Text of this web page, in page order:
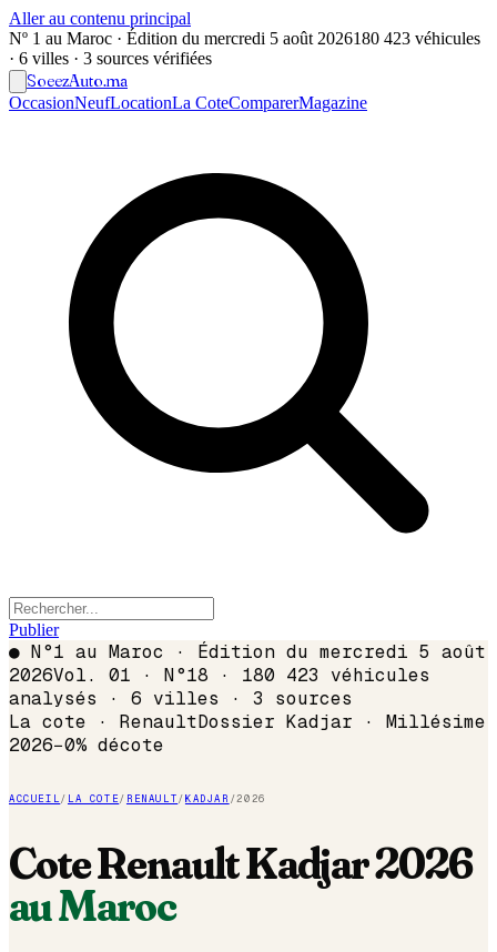
Aller au contenu principal
Nº 1 au Maroc · Édition du mercredi 5 août 2026180 423 véhicules
· 6 villes · 3 sources vérifiées
SoeezAuto.ma
OccasionNeufLocationLa CoteComparerMagazine
Publier
● N°1 au Maroc · Édition du mercredi 5 août
2026Vol. 01 · N°18 · 180 423 véhicules
analysés · 6 villes · 3 sources
La cote · RenaultDossier Kadjar · Millésime
2026−0% décote
ACCUEIL/ LA COTE/ RENAULT/KADJAR /2026
CoteRenaultKadjar2026
au Maroc